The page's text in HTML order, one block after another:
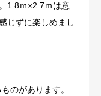
1.8ｍ×2.7ｍは意
じずに楽しめまし
のがあります。